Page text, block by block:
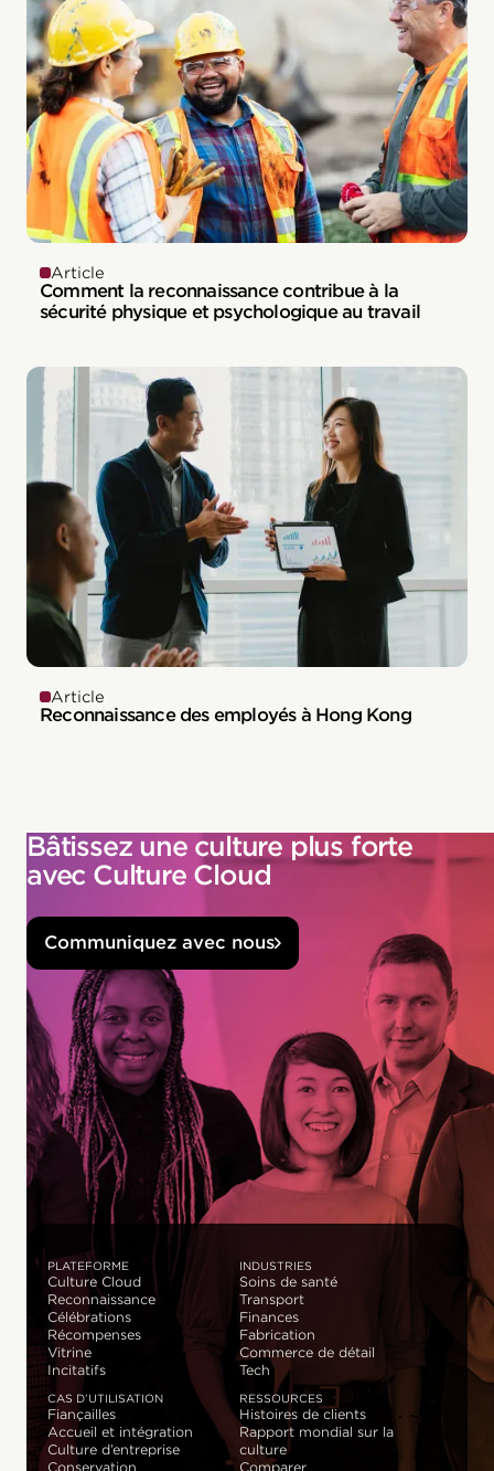
Article
Comment la reconnaissance contribue à la
sécurité physique et psychologique au travail
Article
Reconnaissance des employés à Hong Kong
Bâtissez une culture plus forte
avec Culture Cloud
Communiquez avec nous
PLATEFORME
Culture Cloud
Reconnaissance
Célébrations
Récompenses
Vitrine
Incitatifs
INDUSTRIES
Soins de santé
Transport
Finances
Fabrication
Commerce de détail
Tech
CAS D’UTILISATION
Fiançailles
Accueil et intégration
Culture d’entreprise
Conservation
RESSOURCES
Histoires de clients
Rapport mondial sur la
culture
Comparer